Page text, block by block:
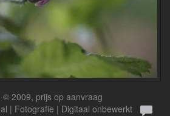
© 2009, prijs op aanvraag
| Fotografie | Digitaal onbewerkt